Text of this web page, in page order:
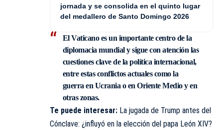
jornada y se consolida en el quinto lugar
del medallero de Santo Domingo 2026
El Vaticano es un importante centro de la
diplomacia mundial y sigue con atención las
cuestiones clave de la política internacional,
entre estas conflictos actuales como la
guerra en Ucrania o en Oriente Medio y en
otras zonas.
Te puede interesar: La jugada de Trump antes del
Cónclave: ¿influyó en la elección del papa León XIV?